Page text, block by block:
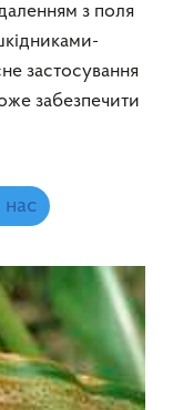
з поля
застосування
забезпечити